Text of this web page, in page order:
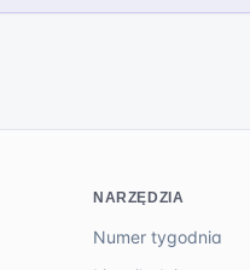
NARZĘDZIA
Numer tygodnia